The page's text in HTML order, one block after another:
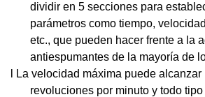
dividir en 5 secciones para
parámetros como tiempo,
etc., que pueden hacer frente a la
antiespumantes de la mayoría de
l La velocidad máxima puede
revoluciones por minuto y todo